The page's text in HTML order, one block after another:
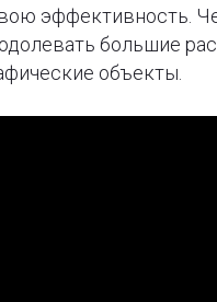
эффективность.
большие
объекты.